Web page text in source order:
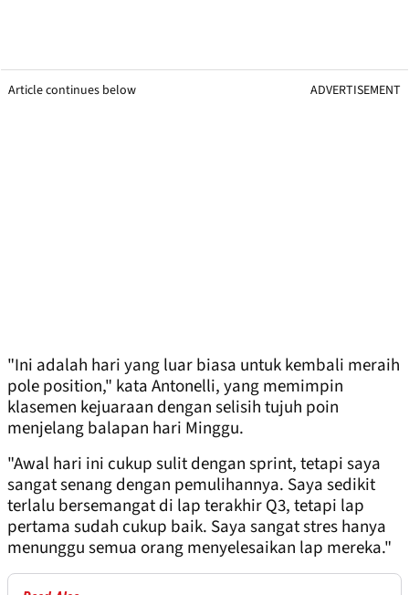
Article continues below ADVERTISEMENT
"Ini adalah hari yang luar biasa untuk kembali meraih
pole position," kata Antonelli, yang memimpin
klasemen kejuaraan dengan selisih tujuh poin
menjelang balapan hari Minggu.
"Awal hari ini cukup sulit dengan sprint, tetapi saya
sangat senang dengan pemulihannya. Saya sedikit
terlalu bersemangat di lap terakhir Q3, tetapi lap
pertama sudah cukup baik. Saya sangat stres hanya
menunggu semua orang menyelesaikan lap mereka."